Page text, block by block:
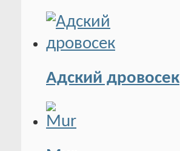
Адский дровосек